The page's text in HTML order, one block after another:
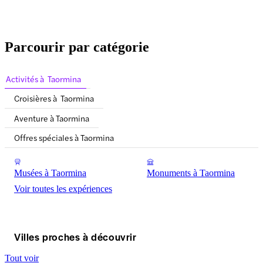
Parcourir par catégorie
Activités à Taormina
Croisières à Taormina
Aventure à Taormina
Offres spéciales à Taormina
Musées à Taormina
Monuments à Taormina
Voir toutes les expériences
Villes proches à découvrir
Tout voir